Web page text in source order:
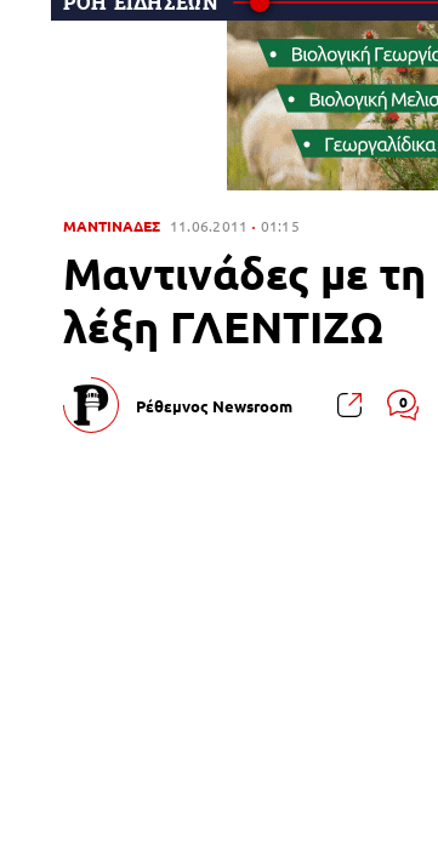
ΜΑΝΤΙΝΑΔΕΣ 11.06.2011 01:15
Μαντινάδες με τη
λέξη ΓΛΕΝΤΙΖΩ
Ρέθεμνος Newsroom 0